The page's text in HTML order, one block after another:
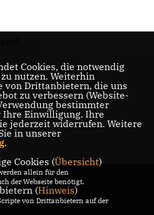
Cookies, die notwendig
nutzen. Weiterhin
von Drittanbietern, die uns
zu verbessern (Website-
bestimmter
Ihre Einwilligung. Ihre
jederzeit widerrufen. Weitere
in unserer
.
Cookies (Übersicht)
allein für den
der Webseite benötigt.
(Hinweis)
von Drittanbietern auf der